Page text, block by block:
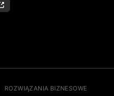
ROZWIĄZANIA BIZNESOWE